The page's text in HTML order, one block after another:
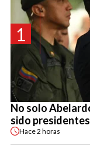
1
No solo
sido
Hace2 horas